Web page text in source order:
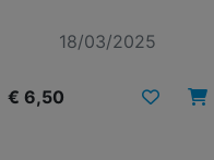
18/03/2025
€ 6,50